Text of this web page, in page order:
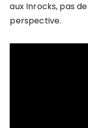
aux Inrocks, pas
perspective.